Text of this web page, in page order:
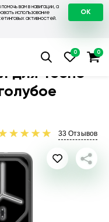
вам в навигации, а
использование
активностей.
OK
Чехол для Tecno
для Tecno
33 Отзывов